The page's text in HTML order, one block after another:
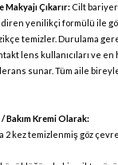
Makyajı Çıkarır: Cilt
yenilikçi formülü ile
temizler. Durulama
lens kullanıcıları ve
sunar. Tüm aile
Kremi Olarak:
2 kez temizlenmiş göz